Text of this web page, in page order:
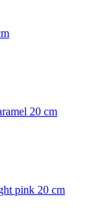
20 cm
pink 20 cm